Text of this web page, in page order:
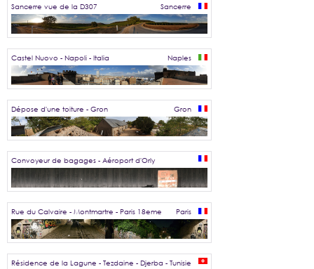
Sancerre vue de la D307 Sancerre
Castel Nuovo - Napoli - Italia Naples
Dépose d'une toiture - Gron Gron
Convoyeur de bagages - Aéroport d'Orly
Rue du Calvaire - Montmartre - Paris 18eme Paris
Résidence de la Lagune - Tezdaine - Djerba - Tunisie